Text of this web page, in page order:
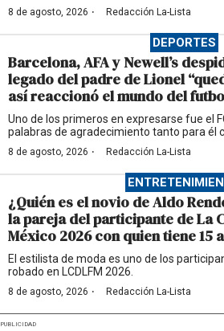
8 de agosto, 2026 · Redacción La-Lista
DEPORTES
Barcelona, AFA y Newell’s
legado del padre de Lionel
así reaccionó el mundo del
Uno de los primeros en expresarse fue el
palabras de agradecimiento tanto para él
8 de agosto, 2026 · Redacción La-Lista
¿Quién es el novio de Aldo
la pareja del participante de La
México 2026 con quien tiene 15
El estilista de moda es uno de los
robado en LCDLFM 2026.
8 de agosto, 2026 · Redacción La-Lista
PUBLICIDAD